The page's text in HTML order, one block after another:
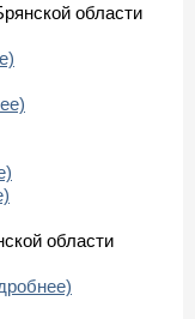
области
области